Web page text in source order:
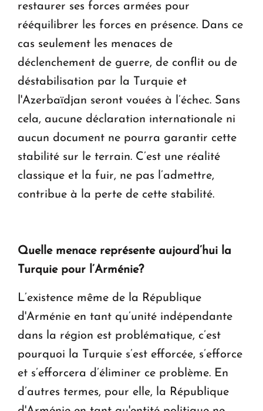
restaurer ses forces armées pour
rééquilibrer les forces en présence. Dans ce
cas seulement les menaces de
déclenchement de guerre, de conflit ou de
déstabilisation par la Turquie et
l'Azerbaïdjan seront vouées à l’échec. Sans
cela, aucune déclaration internationale ni
aucun document ne pourra garantir cette
stabilité sur le terrain. C’est une réalité
classique et la fuir, ne pas l’admettre,
contribue à la perte de cette stabilité.
Quelle menace représente aujourd’hui la
Turquie pour l’Arménie?
L’existence même de la République
d'Arménie en tant qu’unité indépendante
dans la région est problématique, c’est
pourquoi la Turquie s’est efforcée, s’efforce
et s’efforcera d’éliminer ce problème. En
d’autres termes, pour elle, la République